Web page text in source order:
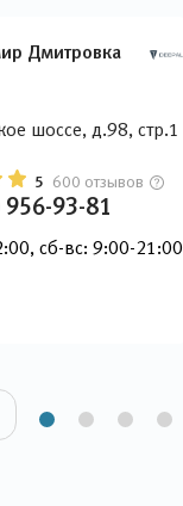
Дмитровка
шоссе, д.98, стр.1
5 600 отзывов
93-81
сб-вс: 9:00-21:00